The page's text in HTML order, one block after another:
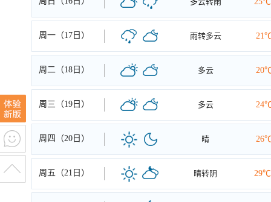
周一（17日） 雨转多云
周二（18日） 多云
周三（19日） 多云
周四（20日） 晴
周五（21日） 晴转阴 29℃